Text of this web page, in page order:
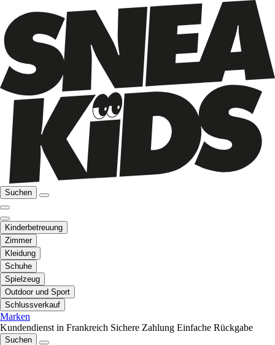
Suchen
Kinderbetreuung
Zimmer
Kleidung
Schuhe
Spielzeug
Outdoor und Sport
Schlussverkauf
Marken
Kundendienst in Frankreich Sichere Zahlung Einfache Rückgabe
Suchen